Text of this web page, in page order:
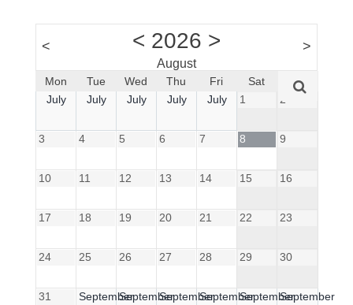
< < 2026 >
August
>
Mon Tue Wed Thu Fri Sat
Sun
July
July July July July 1 2
3 4 5 6 7 8 9
10 11 12 13 14 15 16
17 18 19 20 21 22 23
24 25 26 27 28 29 30
31 SeptemberSeptemberSeptemberSeptemberSeptemberSeptember